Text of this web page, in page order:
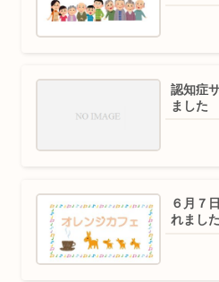
認知症
ました
６月７
れました